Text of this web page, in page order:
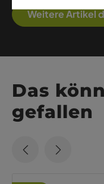
Weitere Artikel
Das
gefallen